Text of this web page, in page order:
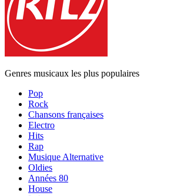
Genres musicaux les plus populaires
Pop
Rock
Chansons françaises
Electro
Hits
Rap
Musique Alternative
Oldies
Années 80
House